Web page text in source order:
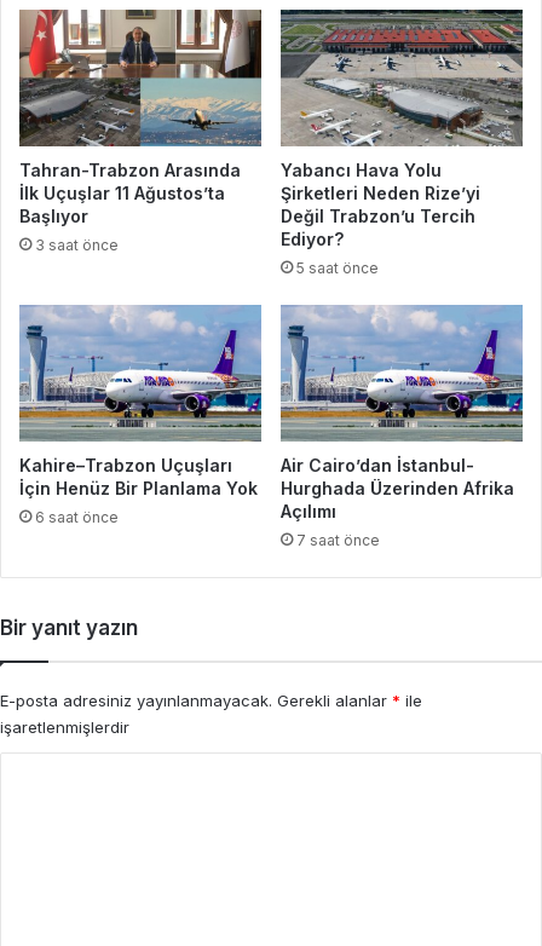
Tahran-Trabzon Arasında
İlk Uçuşlar 11 Ağustos’ta
Başlıyor
3 saat önce
Yabancı Hava Yolu
Şirketleri Neden Rize’yi
Değil Trabzon’u Tercih
Ediyor?
5 saat önce
Kahire–Trabzon Uçuşları
İçin Henüz Bir Planlama Yok
6 saat önce
Air Cairo’dan İstanbul-
Hurghada Üzerinden Afrika
Açılımı
7 saat önce
Bir yanıt yazın
E-posta adresiniz yayınlanmayacak. Gerekli alanlar * ile
işaretlenmişlerdir